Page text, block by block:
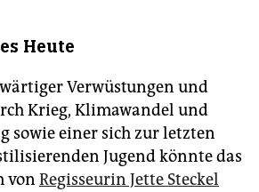
Heute
Verwüstungen und
Krieg, Klimawandel und
sowie einer sich zur letzten
Jugend könnte das
von Regisseurin Jette Steckel